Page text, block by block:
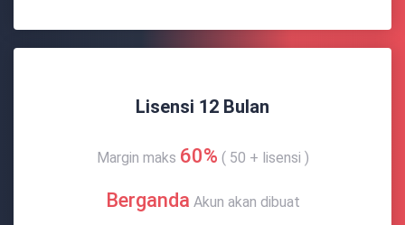
Lisensi 12 Bulan
Margin maks 60% ( 50 + lisensi )
Berganda Akun akan dibuat